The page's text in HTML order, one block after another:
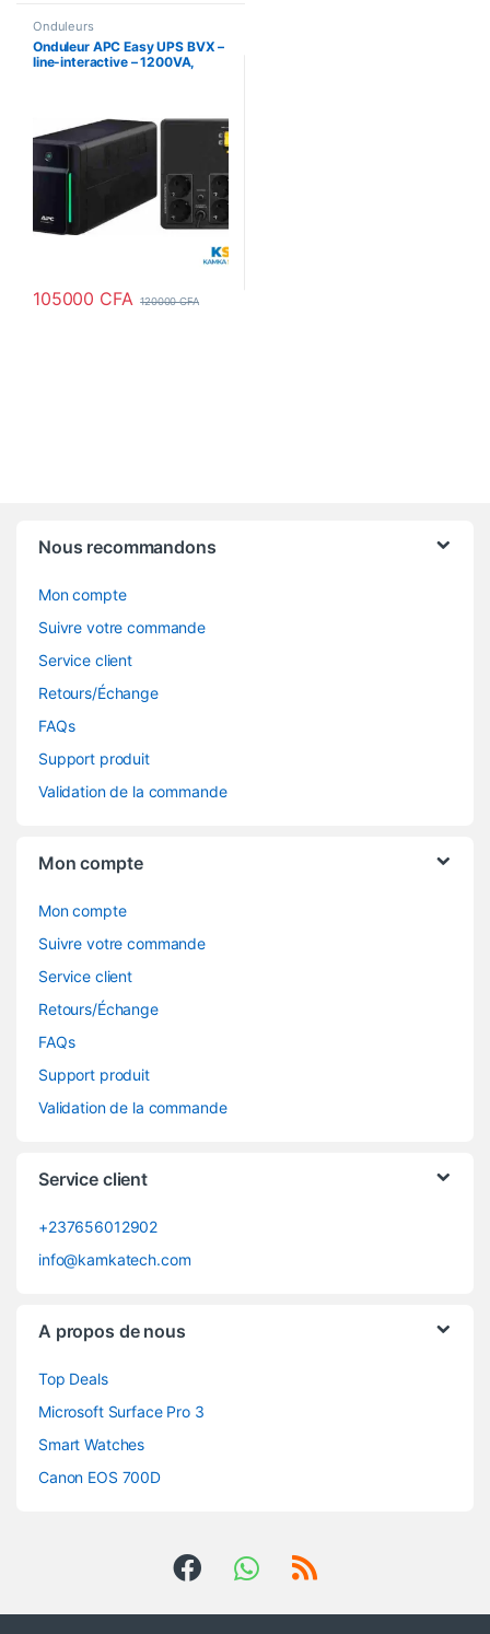
Onduleurs
Onduleur APC Easy UPS BVX –
line-interactive – 1200VA,
105000 CFA 120000CFA
Nous recommandons
Mon compte
Suivre votre commande
Service client
Retours/Échange
FAQs
Support produit
Validation de la commande
Mon compte
Mon compte
Suivre votre commande
Service client
Retours/Échange
FAQs
Support produit
Validation de la commande
Service client
+237656012902
info@kamkatech.com
A propos de nous
Top Deals
Microsoft Surface Pro 3
Smart Watches
Canon EOS 700D